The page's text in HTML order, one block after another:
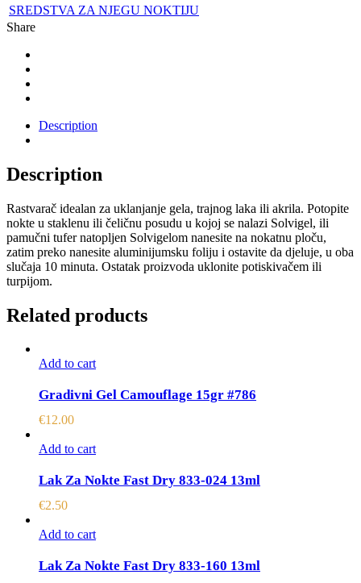
SREDSTVA ZA NJEGU NOKTIJU
Share
Description
Description
Rastvarač idealan za uklanjanje gela, trajnog laka ili akrila. Potopite
nokte u staklenu ili čeličnu posudu u kojoj se nalazi Solvigel, ili
pamučni tufer natopljen Solvigelom nanesite na nokatnu ploču,
zatim preko nanesite aluminijumsku foliju i ostavite da djeluje, u oba
slučaja 10 minuta. Ostatak proizvoda uklonite potiskivačem ili
turpijom.
Related products
Add to cart
Gradivni Gel Camouflage 15gr #786
€12.00
Add to cart
Lak Za Nokte Fast Dry 833-024 13ml
€2.50
Add to cart
Lak Za Nokte Fast Dry 833-160 13ml